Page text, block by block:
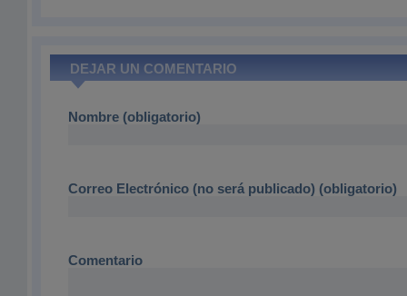
DEJAR UN COMENTARIO
Nombre (obligatorio)
Correo Electrónico (no será publicado) (obligatorio)
Comentario